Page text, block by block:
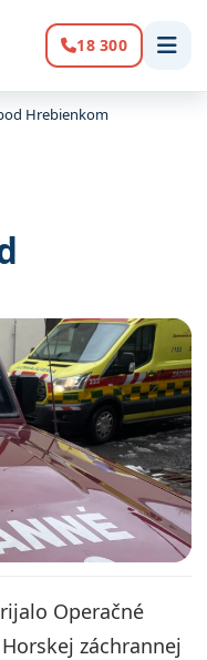
Volanie:
18 300
Hrebienkom
Operačné
záchrannej